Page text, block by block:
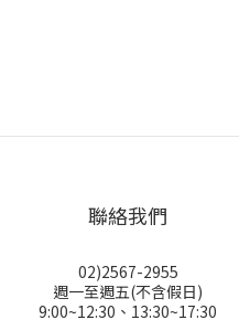
聯絡我們
02)2567-2955
週一至週五(不含假日)
9:00~12:30、13:30~17:30